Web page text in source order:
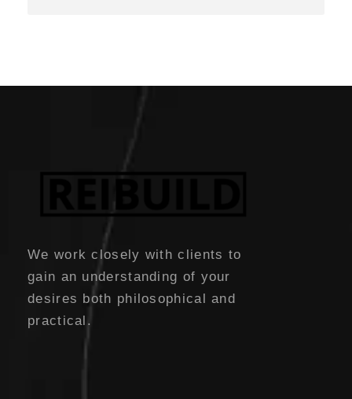
We work closely with clients to
gain an understanding of your
desires both philosophical and
practical.